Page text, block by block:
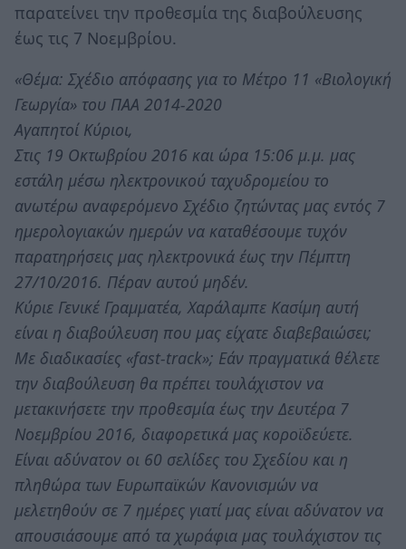
παρατείνει την προθεσμία της διαβούλευσης
έως τις 7 Νοεμβρίου.
«Θέμα: Σχέδιο απόφασης για το Μέτρο 11 «Βιολογική
Γεωργία» του ΠΑΑ 2014-2020
Αγαπητοί Κύριοι,
Στις 19 Οκτωβρίου 2016 και ώρα 15:06 μ.μ. μας
εστάλη μέσω ηλεκτρονικού ταχυδρομείου το
ανωτέρω αναφερόμενο Σχέδιο ζητώντας μας εντός 7
ημερολογιακών ημερών να καταθέσουμε τυχόν
παρατηρήσεις μας ηλεκτρονικά έως την Πέμπτη
27/10/2016. Πέραν αυτού μηδέν.
Κύριε Γενικέ Γραμματέα, Χαράλαμπε Κασίμη αυτή
είναι η διαβούλευση που μας είχατε διαβεβαιώσει;
Με διαδικασίες «fast-track»; Εάν πραγματικά θέλετε
την διαβούλευση θα πρέπει τουλάχιστον να
μετακινήσετε την προθεσμία έως την Δευτέρα 7
Νοεμβρίου 2016, διαφορετικά μας κοροϊδεύετε.
Είναι αδύνατον οι 60 σελίδες του Σχεδίου και η
πληθώρα των Ευρωπαϊκών Κανονισμών να
μελετηθούν σε 7 ημέρες γιατί μας είναι αδύνατον να
απουσιάσουμε από τα χωράφια μας τουλάχιστον τις